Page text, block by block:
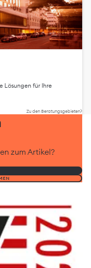
Lösungen für Ihre
Zu den Beratungsgebieten
zum Artikel?